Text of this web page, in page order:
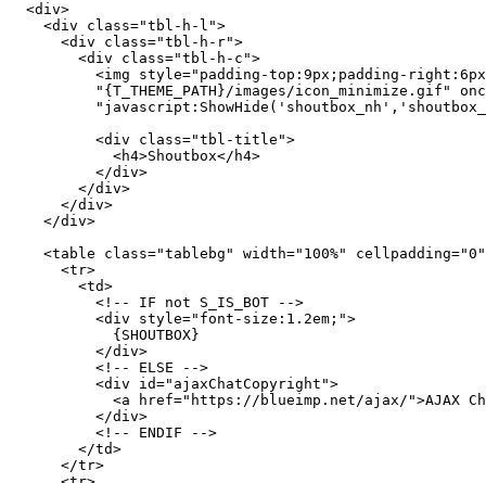
  <div>
    <div class="tbl-h-l">
      <div class="tbl-h-r">
        <div class="tbl-h-c">
<img style="padding-top:9px;padding-
"{T_THEME_PATH}/images/icon_minimize.gif"
          <div class="tbl-title">
            <h4>Shoutbox</h4>
          </div>
        </div>
      </div>
    </div>
<table class="tablebg" width="100%"
      <tr>
        <td>
          <!-- IF not S_IS_BOT -->
          <div style="font-size:1.2em;">
            {SHOUTBOX}
          </div>
          <!-- ELSE -->
          <div id="ajaxChatCopyright">
<a href="https://blueimp.net/ajax/">AJAX
          </div>
          <!-- ENDIF -->
        </td>
      </tr>